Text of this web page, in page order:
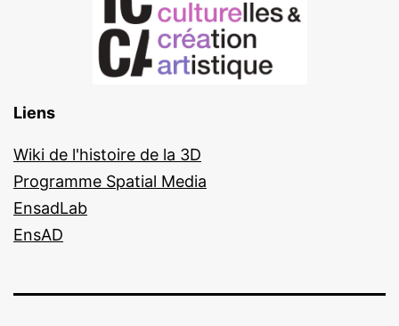
Liens
Wiki de l'histoire de la 3D
Programme Spatial Media
EnsadLab
EnsAD